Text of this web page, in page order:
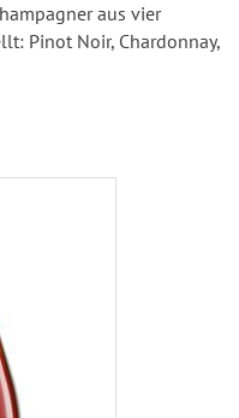
aus vier
Pinot Noir, Chardonnay,